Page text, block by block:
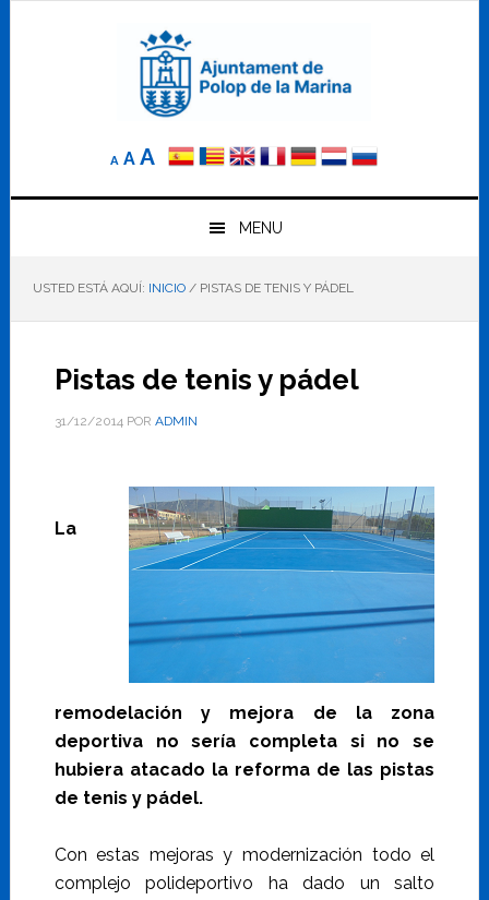
A
Reducir
elA Tamaño
AAumentar
el
tamaño
letra
MENU
USTED ESTÁ AQUÍ: INICIO /PISTAS DE TENIS Y PÁDEL
Pistas de tenis y pádel
31/12/2014POR ADMIN
La
remodelación y mejora de la zona
deportiva no sería completa si no se
hubiera atacado la reforma de las pistas
de tenis y pádel.
Con estas mejoras y modernización todo el
complejo polideportivo ha dado un salto